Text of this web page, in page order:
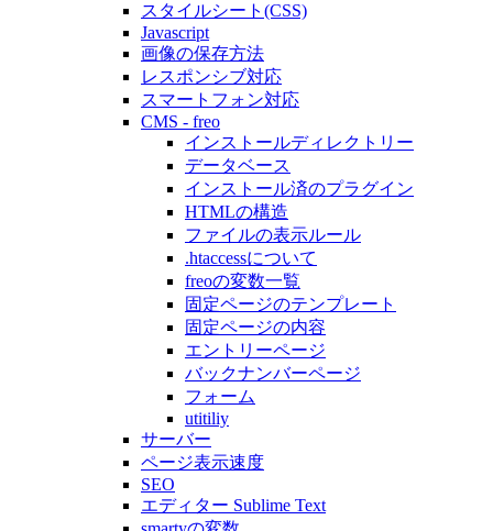
スタイルシート(CSS)
Javascript
画像の保存方法
レスポンシブ対応
スマートフォン対応
CMS - freo
インストールディレクトリー
データベース
インストール済のプラグイン
HTMLの構造
ファイルの表示ルール
.htaccessについて
freoの変数一覧
固定ページのテンプレート
固定ページの内容
エントリーページ
バックナンバーページ
フォーム
utitiliy
サーバー
ページ表示速度
SEO
エディター Sublime Text